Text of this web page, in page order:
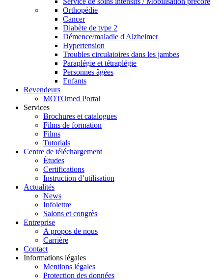
Orthopédie
Cancer
Diabète de type 2
Démence/maladie d'Alzheimer
Hypertension
Troubles circulatoires dans les jambes
Paraplégie et tétraplégie
Personnes âgées
Enfants
Revendeurs
MOTOmed Portal
Services
Brochures et catalogues
Films de formation
Films
Tutorials
Centre de téléchargement
Études
Certifications
Instruction d’utilisation
Actualités
News
Infolettre
Salons et congrès
Entreprise
A propos de nous
Carrière
Contact
Informations légales
Mentions légales
Protection des données